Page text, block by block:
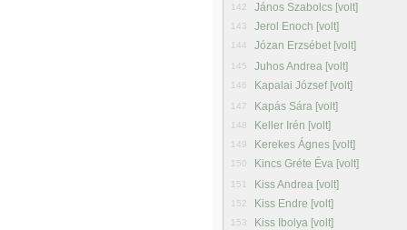
142 János Szabolcs [volt]
143 Jerol Enoch [volt]
144 Józan Erzsébet [volt]
145 Juhos Andrea [volt]
146 Kapalai József [volt]
147 Kapás Sára [volt]
148 Keller Irén [volt]
149 Kerekes Ágnes [volt]
150 Kincs Gréte Éva [volt]
151 Kiss Andrea [volt]
152 Kiss Endre [volt]
153 Kiss Ibolya [volt]